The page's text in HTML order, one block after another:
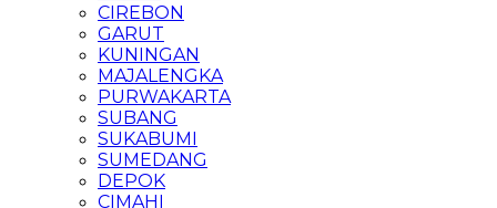
CIREBON
GARUT
KUNINGAN
MAJALENGKA
PURWAKARTA
SUBANG
SUKABUMI
SUMEDANG
DEPOK
CIMAHI